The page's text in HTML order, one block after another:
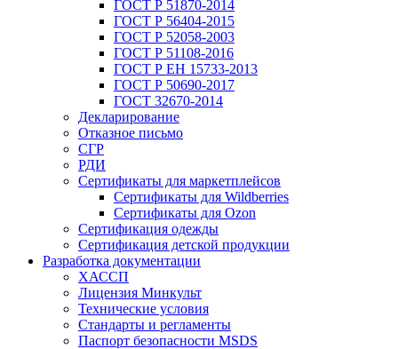
ГОСТ Р 51870-2014
ГОСТ Р 56404-2015
ГОСТ Р 52058-2003
ГОСТ Р 51108-2016
ГОСТ Р ЕН 15733-2013
ГОСТ Р 50690-2017
ГОСТ 32670-2014
Декларирование
Отказное письмо
СГР
РДИ
Сертификаты для маркетплейсов
Сертификаты для Wildberries
Сертификаты для Ozon
Сертификация одежды
Сертификация детской продукции
Разработка документации
ХАССП
Лицензия Минкульт
Технические условия
Стандарты и регламенты
Паспорт безопасности MSDS